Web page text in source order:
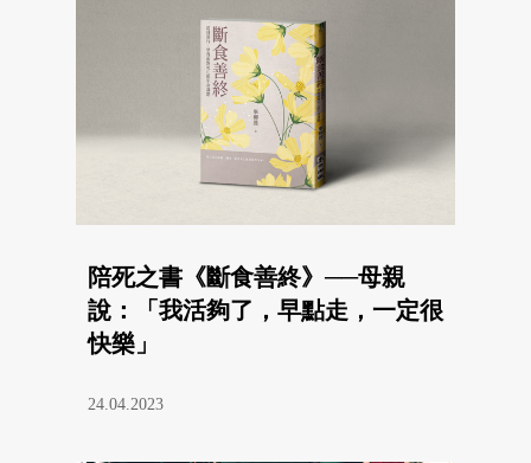
陪死之書《斷食善終》──母親
說：「我活夠了，早點走，一定很
快樂」
24.04.2023